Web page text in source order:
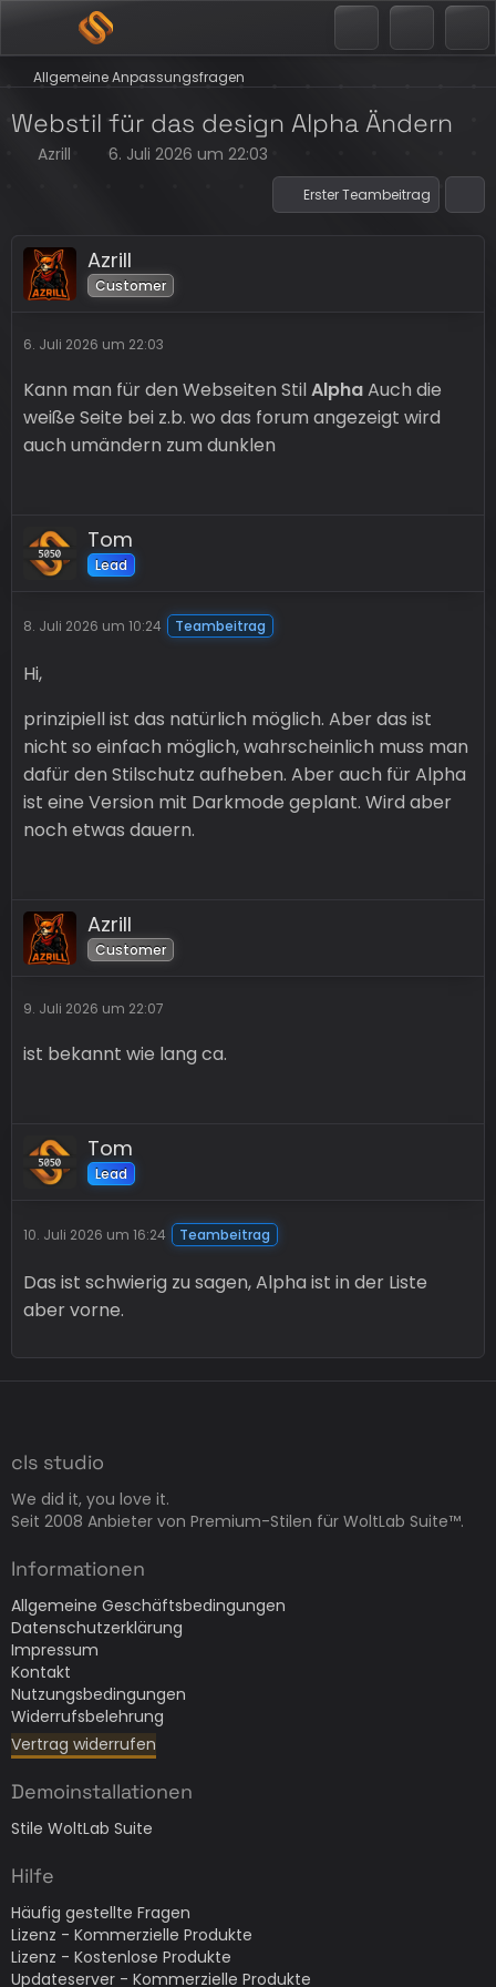
Allgemeine Anpassungsfragen
Webstil für das design Alpha Ändern
Azrill 6. Juli 2026 um 22:03
Erster Teambeitrag
Azrill
Customer
6. Juli 2026 um 22:03
Kann man für den Webseiten StilAlphaAuch die
weiße Seite bei z.b. wo das forum angezeigt wird
auch umändern zum dunklen
Tom
Lead
8. Juli 2026 um 10:24 Teambeitrag
Hi,
prinzipiell ist das natürlich möglich. Aber das ist
nicht so einfach möglich, wahrscheinlich muss man
dafür den Stilschutz aufheben. Aber auch für Alpha
ist eine Version mit Darkmode geplant. Wird aber
noch etwas dauern.
Azrill
Customer
9. Juli 2026 um 22:07
ist bekannt wie lang ca.
Tom
Lead
10. Juli 2026 um 16:24 Teambeitrag
Das ist schwierig zu sagen, Alpha ist in der Liste
aber vorne.
cls studio
We did it, you love it.
Seit 2008 Anbieter von Premium-Stilen für WoltLab Suite™.
Informationen
Allgemeine Geschäftsbedingungen
Datenschutzerklärung
Impressum
Kontakt
Nutzungsbedingungen
Widerrufsbelehrung
Vertrag widerrufen
Demoinstallationen
Stile WoltLab Suite
Hilfe
Häufig gestellte Fragen
Lizenz - Kommerzielle Produkte
Lizenz - Kostenlose Produkte
Updateserver - Kommerzielle Produkte